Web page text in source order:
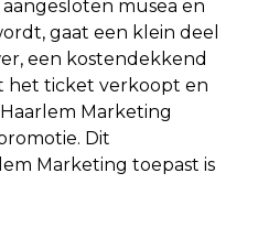
musea en
gaat een klein deel
een kostendekkend
het ticket verkoopt en
Marketing
Dit
Marketing toepast is